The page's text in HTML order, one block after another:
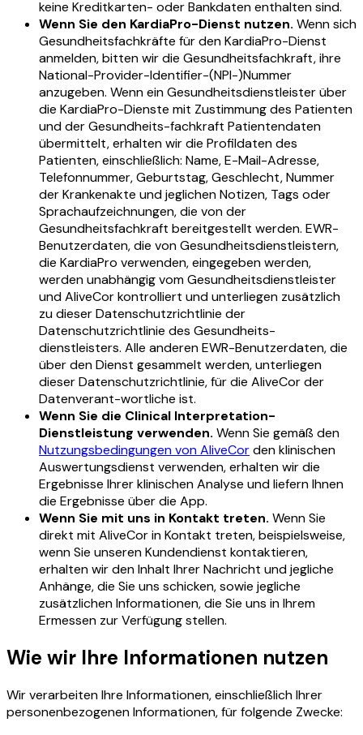
keine Kreditkarten- oder Bankdaten enthalten sind.
Wenn Sie den KardiaPro-Dienst nutzen. Wenn sich
Gesundheitsfachkräfte für den KardiaPro-Dienst
anmelden, bitten wir die Gesundheitsfachkraft, ihre
National-Provider-Identifier-(NPI-)Nummer
anzugeben. Wenn ein Gesundheitsdienstleister über
die KardiaPro-Dienste mit Zustimmung des Patienten
und der Gesundheits-fachkraft Patientendaten
übermittelt, erhalten wir die Profildaten des
Patienten, einschließlich: Name, E-Mail-Adresse,
Telefonnummer, Geburtstag, Geschlecht, Nummer
der Krankenakte und jeglichen Notizen, Tags oder
Sprachaufzeichnungen, die von der
Gesundheitsfachkraft bereitgestellt werden. EWR-
Benutzerdaten, die von Gesundheitsdienstleistern,
die KardiaPro verwenden, eingegeben werden,
werden unabhängig vom Gesundheitsdienstleister
und AliveCor kontrolliert und unterliegen zusätzlich
zu dieser Datenschutzrichtlinie der
Datenschutzrichtlinie des Gesundheits-
dienstleisters. Alle anderen EWR-Benutzerdaten, die
über den Dienst gesammelt werden, unterliegen
dieser Datenschutzrichtlinie, für die AliveCor der
Datenverant-wortliche ist.
Wenn Sie die Clinical Interpretation-
Dienstleistung verwenden. Wenn Sie gemäß den
Nutzungsbedingungen von AliveCorden klinischen
Auswertungsdienst verwenden, erhalten wir die
Ergebnisse Ihrer klinischen Analyse und liefern Ihnen
die Ergebnisse über die App.
Wenn Sie mit uns in Kontakt treten. Wenn Sie
direkt mit AliveCor in Kontakt treten, beispielsweise,
wenn Sie unseren Kundendienst kontaktieren,
erhalten wir den Inhalt Ihrer Nachricht und jegliche
Anhänge, die Sie uns schicken, sowie jegliche
zusätzlichen Informationen, die Sie uns in Ihrem
Ermessen zur Verfügung stellen.
Wie wir Ihre Informationen nutzen
Wir verarbeiten Ihre Informationen, einschließlich Ihrer
personenbezogenen Informationen, für folgende Zwecke: